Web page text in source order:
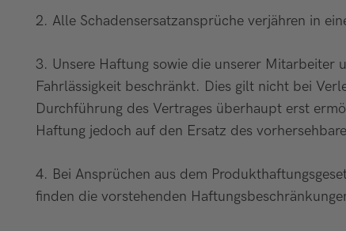
2. Alle Schadensersatzansprüche verjähren in
3. Unsere Haftung sowie die unserer
Fahrlässigkeit beschränkt. Dies gilt nicht bei
Durchführung des Vertrages überhaupt erst
Haftung jedoch auf den Ersatz des
4. Bei Ansprüchen aus dem
finden die vorstehenden